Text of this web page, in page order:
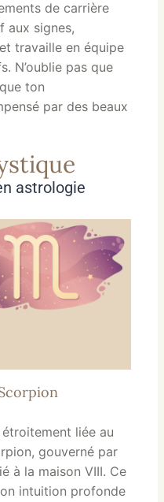
de carrière
aux signes,
travaille en équipe
N’oublie pas que
ton
par des beaux
astrologie
liée au
gouverné par
à la maison VIII. Ce
intuition profonde